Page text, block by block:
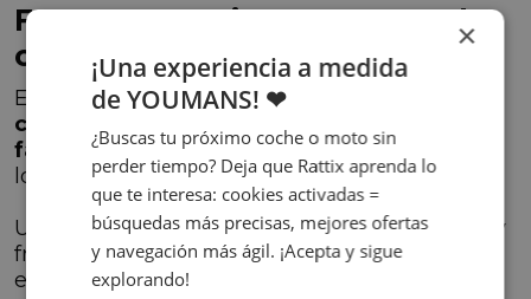
Factores que impactan en el
consumo
El
estilo de conducción, la climatología, la
carga y las condiciones de conducción son
factores determinantes en el consumo
los coches híbridos.
Una conducción eficiente, con aceleraciones y
frenadas suaves, contribuye a una mayor
eficiencia.
×
¡Una experiencia a medida
de YOUMANS! ❤
¿Buscas tu próximo coche o moto sin
perder tiempo? Deja que Rattix aprenda lo
que te interesa: cookies activadas =
búsquedas más precisas, mejores ofertas
y navegación más ágil. ¡Acepta y sigue
explorando!